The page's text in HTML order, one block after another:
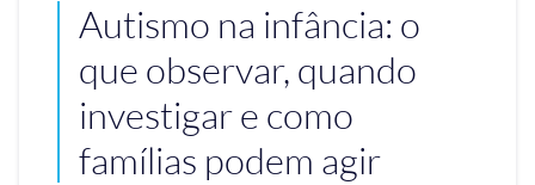
Autismo na infância: o
que observar, quando
investigar e como
famílias podem agir